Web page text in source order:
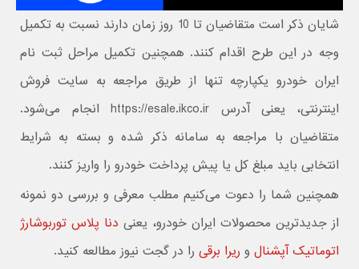
شایان ذکر است متقاضیان تا 10 روز زمان دارند نسبت به تکمیل
وجه در این طرح اقدام کنند. همچنین تکمیل مراحل ثبت نام
ایران خودرو یکپارچه تنها از طریق مراجعه به سایت فروش
اینترنتی، یعنی آدرس https://esale.ikco.ir انجام می‌شود.
متقاضیان با مراجعه به سامانه ذکر شده و بسته به شرایط
انتخابی باید مبلغ کل یا پیش پرداخت خودرو را واریز کنند.
همچنین شما را دعوت می‌کنیم مطلب معرفی و بررسی دو نمونه
از جدیدترین محصولات ایران خودرو، یعنی دنا پلاس توربوشارژ
اتوماتیک آپشنال و ریرا برقی را در گجت نیوز مطالعه کنید.